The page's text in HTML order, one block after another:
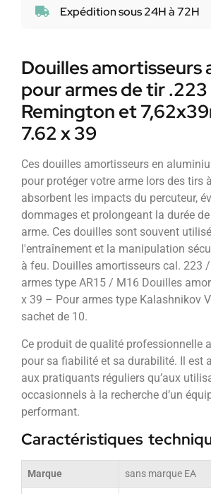
Expédition sous 24H à 72H
Douilles amortisseurs
pour armes de tir .223
Remington et
7.62 x 39
Ces douilles amortisseurs en
pour protéger votre arme lors des tirs
absorbent les impacts du percuteur,
dommages et prolongeant la durée
arme. Ces douilles sont souvent
l'entraînement et la manipulation
à feu. Douilles amortisseurs cal. 223
armes type AR15 / M16 Douilles
x 39 – Pour armes type Kalashnikov
sachet de 10.
Ce produit de qualité professionnelle
pour sa fiabilité et sa durabilité. Il est
aux pratiquants réguliers qu’aux
occasionnels à la recherche d’un
performant.
Caractéristiques
Marque sans marque EA